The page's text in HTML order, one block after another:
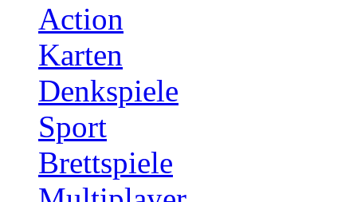
Action
Karten
Denkspiele
Sport
Brettspiele